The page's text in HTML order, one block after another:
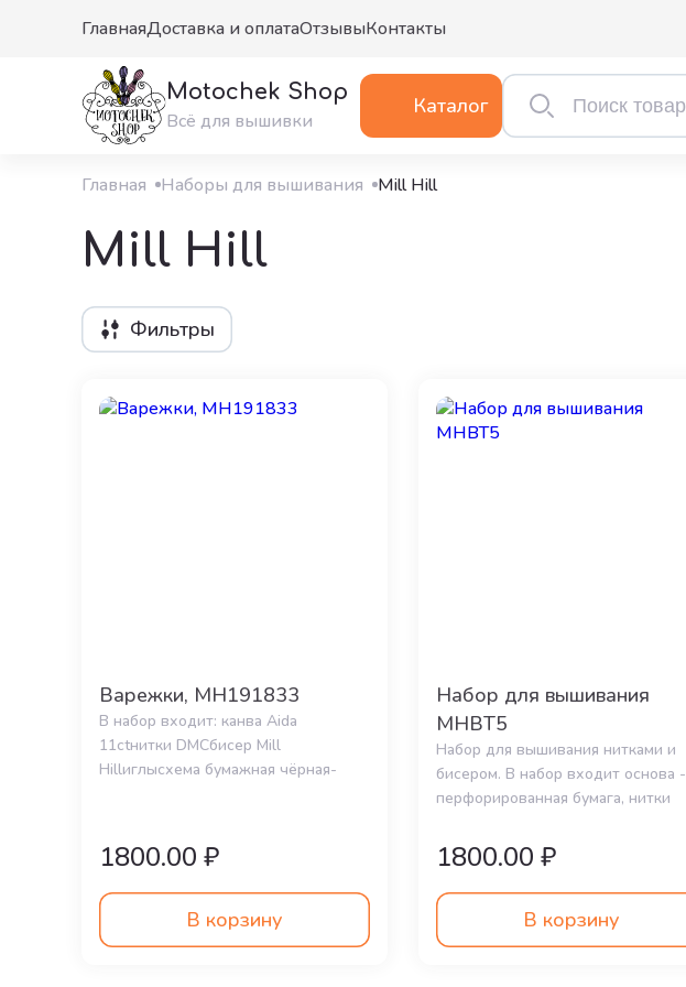
ГлавнаяДоставка и оплатаОтзывыКонтакты
Motochek Shop
Всё для вышивки
Каталог
15 ₽
Главная Наборы для вышивания Mill Hill
Mill Hill
Фильтры
Варежки, MH191833
В набор входит: канва Aida
11ctнитки DMCбисер Mill
Hillиглысхема бумажная чёрная-
1800.00 ₽
В корзину
Набор для вышивания
MHBT5
Набор для вышивания нитками и
бисером. В набор входит основа -
перфорированная бумага, нитки
1800.00 ₽
В корзину